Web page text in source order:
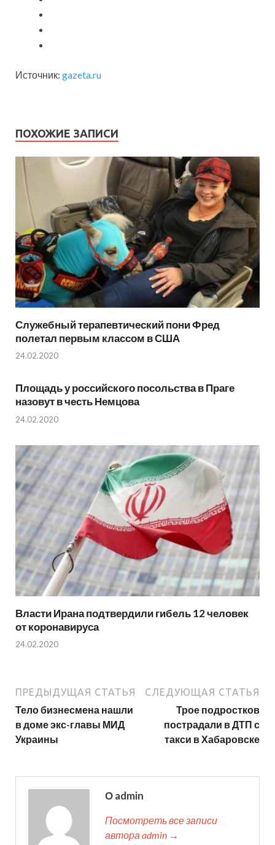
Источник: gazeta.ru
ПОХОЖИЕ ЗАПИСИ
Служебный терапевтический пони Фред
полетал первым классом в США
24.02.2020
Площадь у российского посольства в Праге
назовут в честь Немцова
24.02.2020
Власти Ирана подтвердили гибель 12 человек
от коронавируса
24.02.2020
ПРЕДЫДУЩАЯ СТАТЬЯ
Тело бизнесмена нашли
в доме экс-главы МИД
Украины
СЛЕДУЮЩАЯ СТАТЬЯ
Трое подростков
пострадали в ДТП с
такси в Хабаровске
О admin
Посмотреть все записи
автора admin →